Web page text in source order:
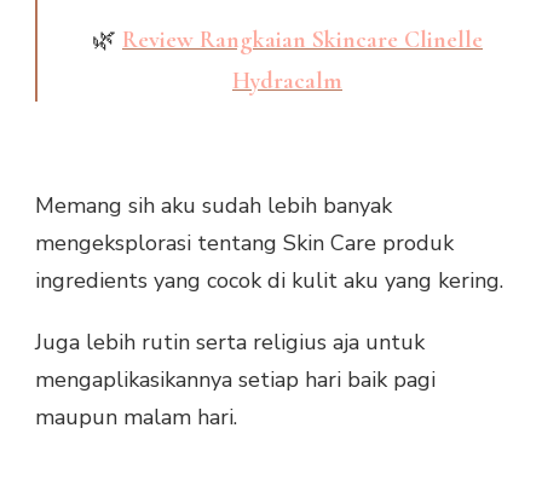
🌿 Review Rangkaian Skincare Clinelle
Hydracalm
Memang sih aku sudah lebih banyak
mengeksplorasi tentang Skin Care produk
ingredients yang cocok di kulit aku yang kering.
Juga lebih rutin serta religius aja untuk
mengaplikasikannya setiap hari baik pagi
maupun malam hari.